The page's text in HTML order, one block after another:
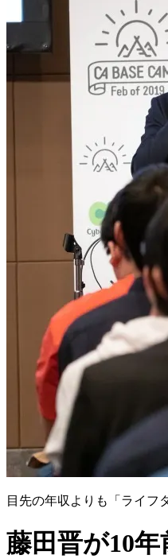
目先の年収よりも「ライフ
藤田晋が10